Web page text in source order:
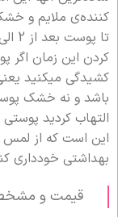
کننده‌ی ملایم و
کردن این زمان
کشیدگی میکنید
باشد و نه خشک
التهاب کردید
این است که از لمس
بهداشتی خودداری
قیمت و